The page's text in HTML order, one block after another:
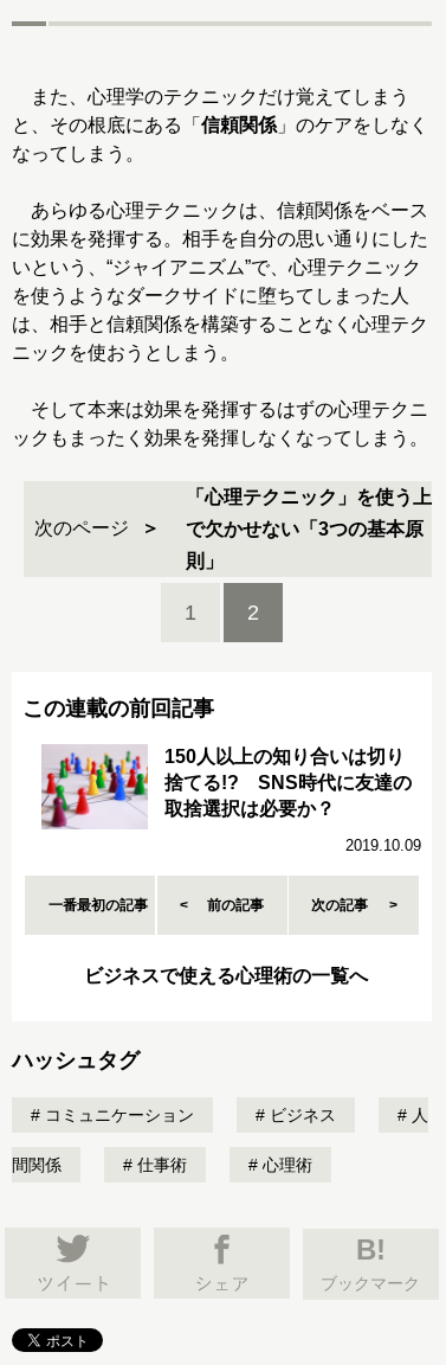
また、心理学のテクニックだけ覚えてしまう
と、その根底にある「 信頼関係 」のケアをしなく
なってしまう。
あらゆる心理テクニックは、信頼関係をベース
に効果を発揮する。相手を自分の思い通りにした
いという、“ジャイアニズム”で、心理テクニック
を使うようなダークサイドに堕ちてしまった人
は、相手と信頼関係を構築することなく心理テク
ニックを使おうとしまう。
そして本来は効果を発揮するはずの心理テクニ
ックもまったく効果を発揮しなくなってしまう。
次のページ
「心理テクニック」を使う上
で欠かせない「3つの基本原
則」
1 2
この連載の前回記事
150人以上の知り合いは切り
捨てる!? SNS時代に友達の
取捨選択は必要か？
2019.10.09
一番最初の記事 前の記事 次の記事
ビジネスで使える心理術の一覧へ
ハッシュタグ
コミュニケーション ビジネス 人
間関係 仕事術 心理術
B!
ブックマーク